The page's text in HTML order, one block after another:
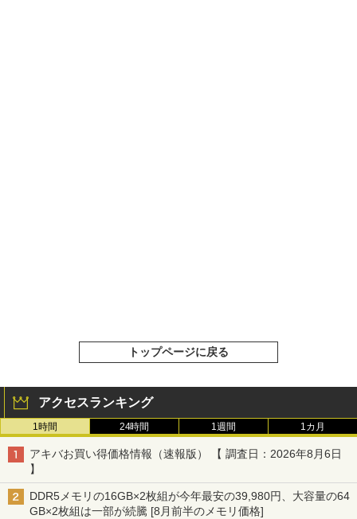
トップページに戻る
アクセスランキング
1時間 24時間 1週間 1カ月
アキバお買い得価格情報（速報版） 【 調査日：2026年8月6日
】
DDR5メモリの16GB×2枚組が今年最安の39,980円、大容量の64
GB×2枚組は一部が続騰 [8月前半のメモリ価格]